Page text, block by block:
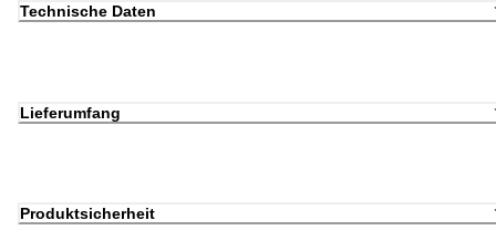
Technische Daten
Lieferumfang
Produktsicherheit